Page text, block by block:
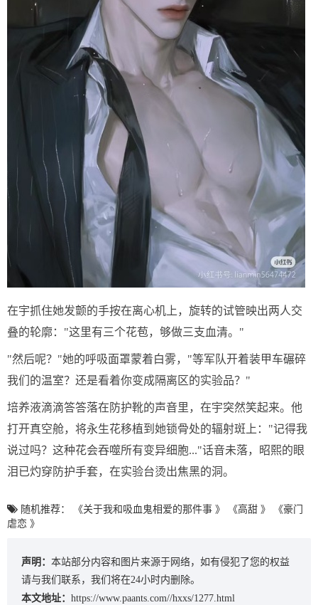
在宇抓住她发颤的手按在离心机上，旋转的试管映出两人交
叠的轮廓："这里有三个花苞，够做三支血清。"
"然后呢？"她的呼吸面罩蒙着白雾，"等军队开着装甲车碾碎
我们的温室？还是看着你变成隔离区的实验品？"
培养液滴滴答答落在防护靴的声音里，在宇突然笑起来。他
打开真空舱，将永生花移植到她锁骨处的辐射斑上："记得我
说过吗？这种花会吞噬所有变异细胞..."话音未落，昭熙的眼
泪已灼穿防护手套，在实验台烫出焦黑的洞。
随机推荐： 《关于我和吸血鬼相爱的那件事 》 《高甜 》
《豪门
虐恋 》
声明： 本站部分内容和图片来源于网络，如有侵犯了您的权益
请与我们联系，我们将在24小时内删除。
本文地址： https://www.paants.com//hxxs/1277.html